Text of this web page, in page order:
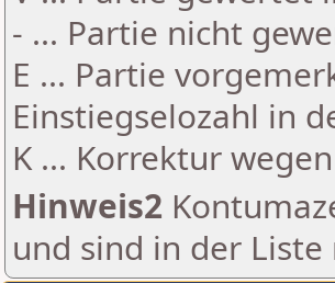
- ... Partie nicht
E ... Partie
Einstiegselozahl in
K ... Korrektur
Hinweis2
und sind in der